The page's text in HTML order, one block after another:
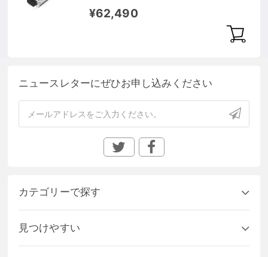
DOM）
¥62,490
ニュースレターにぜひお申し込みください
カテゴリーで探す
見つけやすい